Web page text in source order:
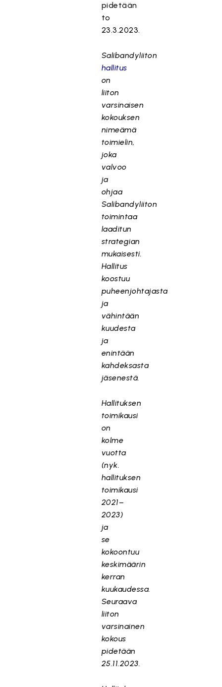
pidetään
to
23.3.2023.
Salibandyliiton
hallitus
on
liiton
varsinaisen
kokouksen
nimeämä
toimielin,
joka
valvoo
ja
ohjaa
Salibandyliiton
toimintaa
laaditun
strategian
mukaisesti.
Hallitus
koostuu
puheenjohtajasta
ja
vähintään
kuudesta
ja
enintään
kahdeksasta
jäsenestä.
Hallituksen
toimikausi
on
kolme
vuotta
(nyk.
hallituksen
toimikausi
2021–
2023)
ja
se
kokoontuu
keskimäärin
kerran
kuukaudessa.
Seuraava
liiton
varsinainen
kokous
pidetään
25.11.2023.